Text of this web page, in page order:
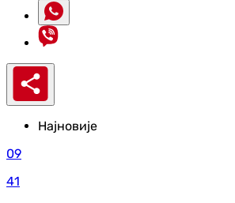
Најновије
09
41